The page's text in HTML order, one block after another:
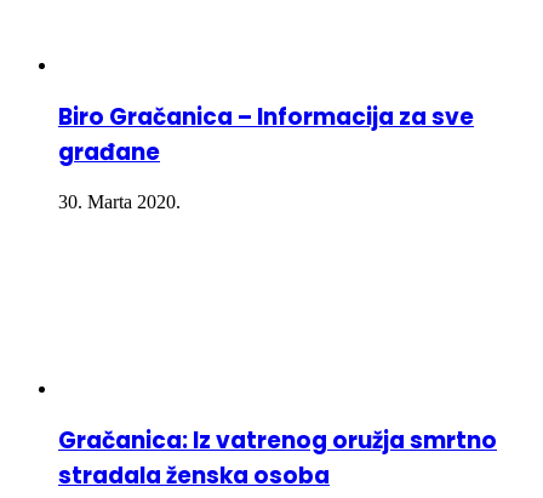
Biro Gračanica – Informacija za sve
građane
30. Marta 2020.
Gračanica: Iz vatrenog oružja smrtno
stradala ženska osoba